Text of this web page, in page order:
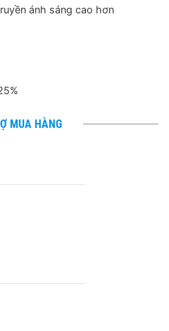
ánh sáng cao hơn
MUA HÀNG